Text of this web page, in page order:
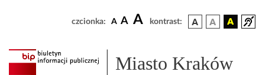
czcionka: A A A kontrast:
Miasto Kraków